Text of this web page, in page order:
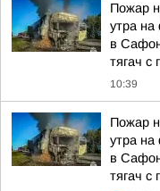
Пожар
утра
в
тягач
10:39
Пожар
утра
в
тягач